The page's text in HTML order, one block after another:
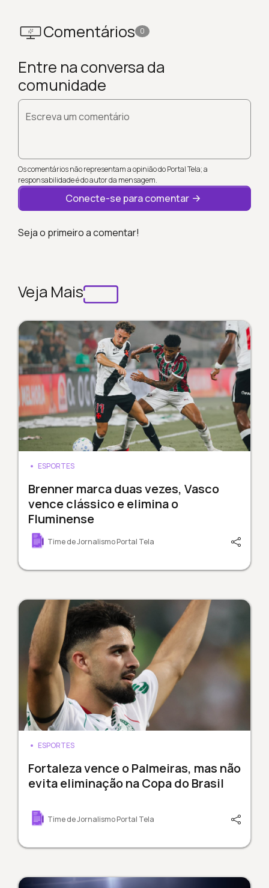
Comentários 0
Entre na conversa da
comunidade
Escreva um comentário
Os comentários não representam a opinião do Portal Tela; a
responsabilidade é do autor da mensagem.
Conecte-se para comentar
Seja o primeiro a comentar!
Veja Mais
ESPORTES
Brenner marca duas vezes, Vasco
vence clássico e elimina o
Fluminense
Time de Jornalismo Portal Tela
ESPORTES
Fortaleza vence o Palmeiras, mas não
evita eliminação na Copa do Brasil
Time de Jornalismo Portal Tela